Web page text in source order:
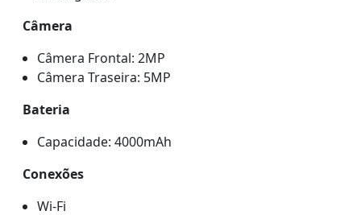
Câmera
Câmera Frontal: 2MP
Câmera Traseira: 5MP
Bateria
Capacidade: 4000mAh
Conexões
Wi-Fi